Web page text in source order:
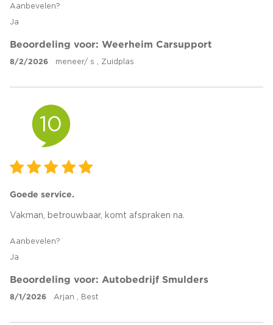
Aanbevelen?
Ja
Beoordeling voor: Weerheim Carsupport
8/2/2026 meneer/ s , Zuidplas
10
Goede service.
Vakman, betrouwbaar, komt afspraken na.
Aanbevelen?
Ja
Beoordeling voor: Autobedrijf Smulders
8/1/2026 Arjan , Best